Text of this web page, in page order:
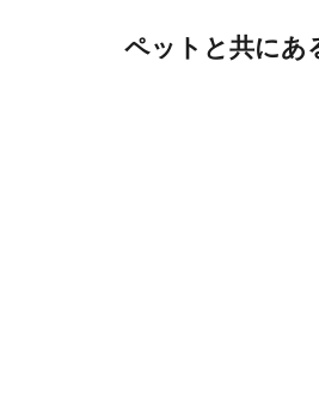
ペットと共にあ